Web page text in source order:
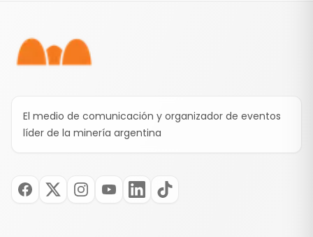
El medio de comunicación y organizador de eventos
líder de la minería argentina